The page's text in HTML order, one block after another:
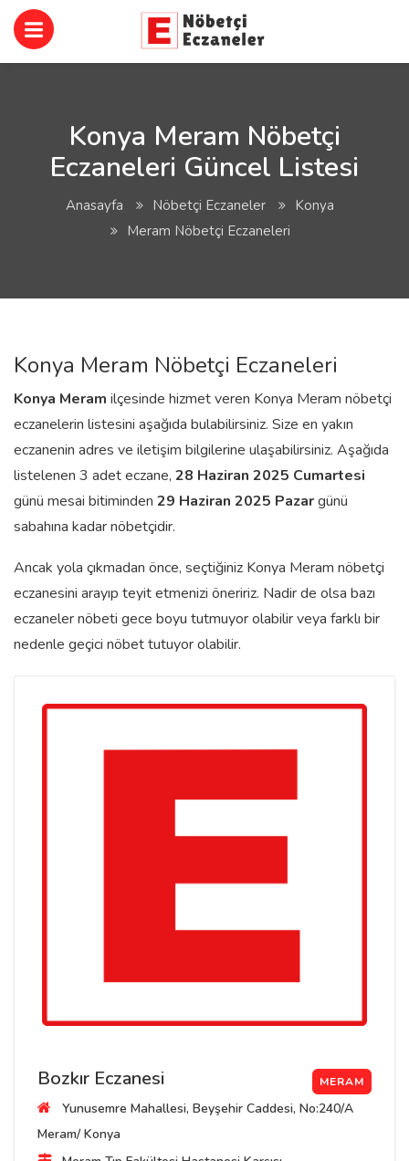
Konya Meram Nöbetçi
Eczaneleri Güncel Listesi
Anasayfa Nöbetçi Eczaneler
Konya
Meram Nöbetçi Eczaneleri
Konya Meram Nöbetçi Eczaneleri
Konya Meram ilçesinde hizmet veren Konya Meram nöbetçi
eczanelerin listesini aşağıda bulabilirsiniz. Size en yakın
eczanenin adres ve iletişim bilgilerine ulaşabilirsiniz. Aşağıda
listelenen 3 adet eczane, 28 Haziran 2025 Cumartesi
günü mesai bitiminden 29 Haziran 2025 Pazargünü
sabahına kadar nöbetçidir.
Ancak yola çıkmadan önce, seçtiğiniz Konya Meram nöbetçi
eczanesini arayıp teyit etmenizi öneririz. Nadir de olsa bazı
eczaneler nöbeti gece boyu tutmuyor olabilir veya farklı bir
nedenle geçici nöbet tutuyor olabilir.
Bozkır Eczanesi MERAM
Yunusemre Mahallesi, Beyşehir Caddesi, No:240/A
Meram/ Konya